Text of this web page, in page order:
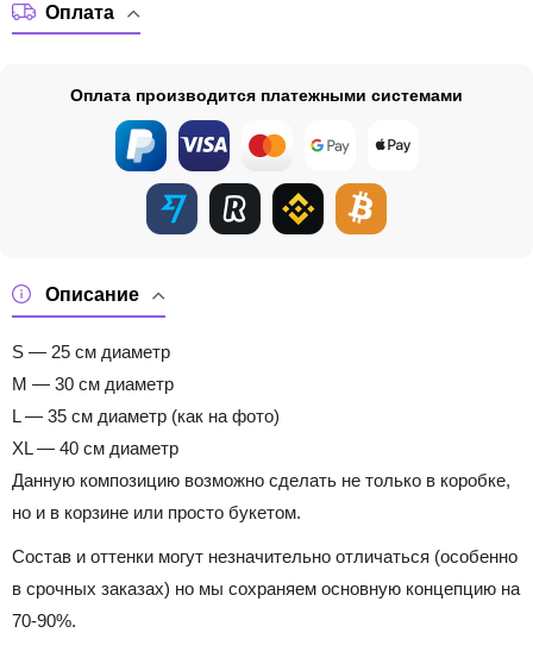
Описание
S — 25 см диаметр
M — 30 см диаметр
L — 35 см диаметр (как на фото)
XL — 40 см диаметр
Данную композицию возможно сделать не только в коробке,
но и в корзине или просто букетом.
Состав и оттенки могут незначительно отличаться (особенно
в срочных заказах) но мы сохраняем основную концепцию на
70-90%.
Оплата
Оплата производится платежными системами